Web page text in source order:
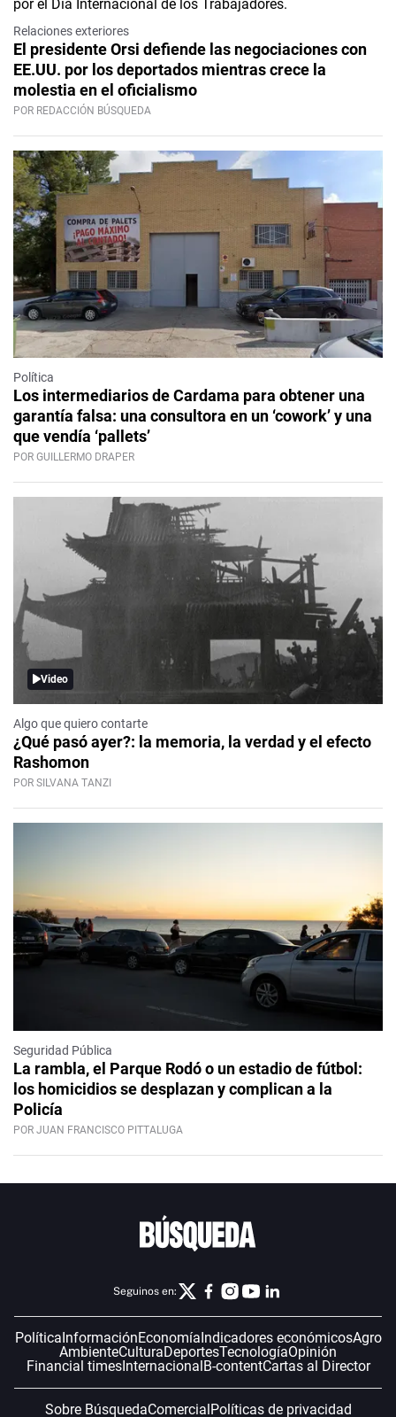
Relaciones exteriores
El presidente Orsi defiende las negociaciones con
EE.UU. por los deportados mientras crece la
molestia en el oficialismo
POR REDACCIÓN BÚSQUEDA
Política
Los intermediarios de Cardama para obtener una
garantía falsa: una consultora en un ‘cowork’ y una
que vendía ‘pallets’
POR GUILLERMO DRAPER
Video
Algo que quiero contarte
¿Qué pasó ayer?: la memoria, la verdad y el efecto
Rashomon
POR SILVANA TANZI
Seguridad Pública
La rambla, el Parque Rodó o un estadio de fútbol:
los homicidios se desplazan y complican a la
Policía
POR JUAN FRANCISCO PITTALUGA
Seguinos en:
PolíticaInformaciónEconomíaIndicadores económicosAgro
AmbienteCulturaDeportesTecnologíaOpinión
Financial timesInternacionalB-contentCartas al Director
Sobre BúsquedaComercialPolíticas de privacidad